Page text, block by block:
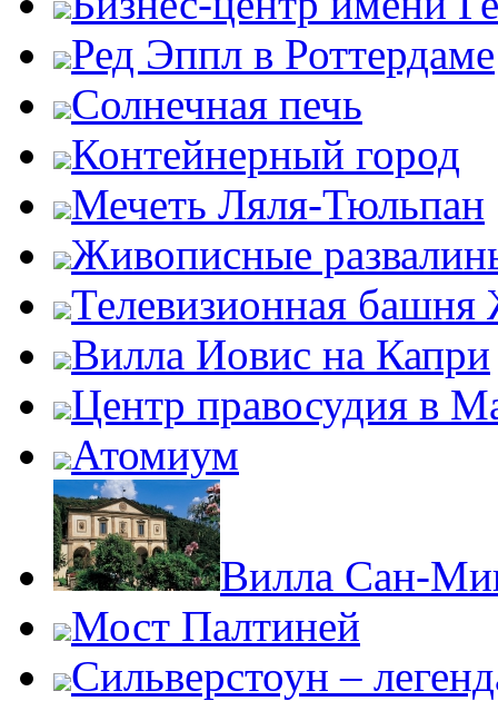
Ред Эппл в Роттердаме
Солнечная печь
Контейнерный город
Мечеть Ляля-Тюльпан
Живописные
Телевизионная
Вилла Иовис на Капри
Центр правосудия в
Атомиум
Вилла Сан-
Мост Палтиней
Сильверстоун –